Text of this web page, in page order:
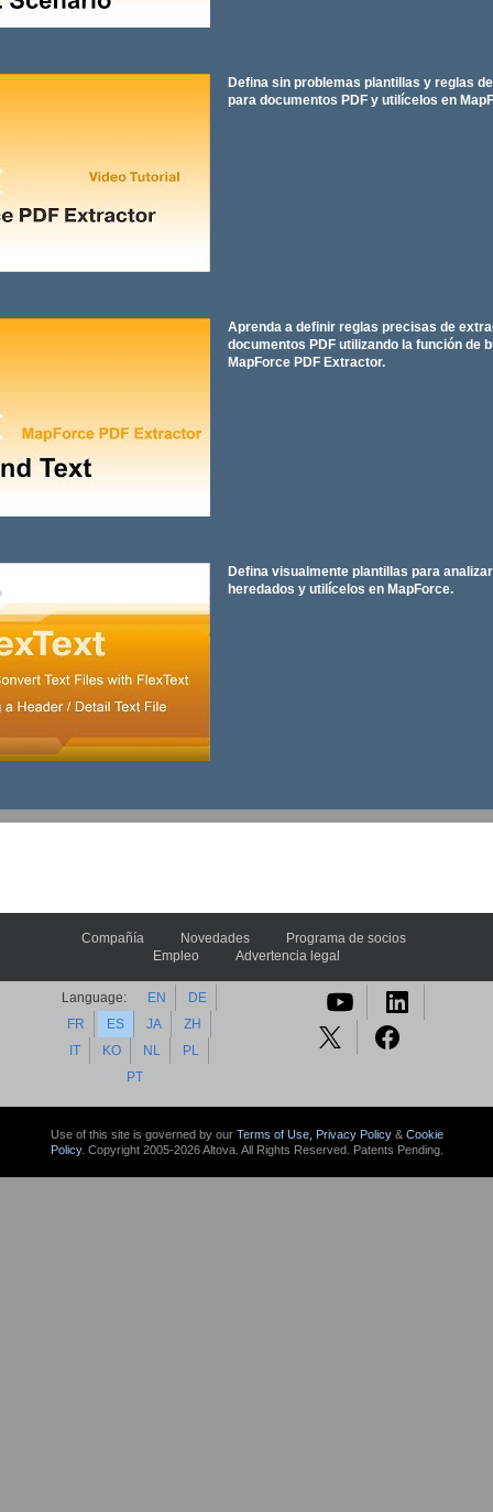
Defina sin problemas plantillas y reglas
para documentos PDF y utilícelos en
Aprenda a definir reglas precisas de
documentos PDF utilizando la función de
MapForce PDF Extractor.
Defina visualmente plantillas para
heredados y utilícelos en MapForce.
Compañía Novedades
Programa de socios
Empleo
Advertencia legal
Language: EN
DE
FR
ES JA
ZH
IT
KO NL
PL
PT
Use of this site is governed by our Terms of Use, Privacy Policy& Cookie
Policy. Copyright 2005-2026 Altova. All Rights Reserved. Patents Pending.